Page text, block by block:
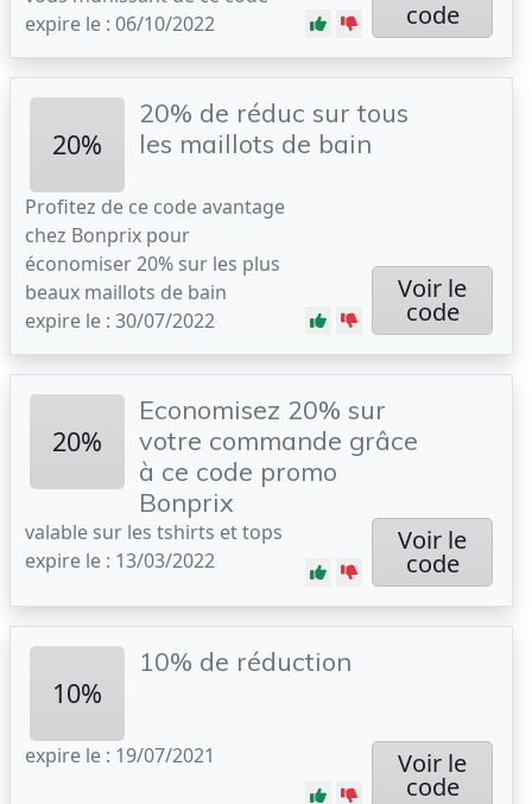
expire le : 06/10/2022
code
20%
20% de réduc sur tous
les maillots de bain
Profitez de ce code avantage
chez Bonprix pour
économiser 20% sur les plus
beaux maillots de bain
expire le : 30/07/2022
Voir le
code
20%
Economisez 20% sur
votre commande grâce
à ce code promo
Bonprix
valable sur les tshirts et tops
expire le : 13/03/2022
Voir le
code
10%
10% de réduction
expire le : 19/07/2021 Voir le
code